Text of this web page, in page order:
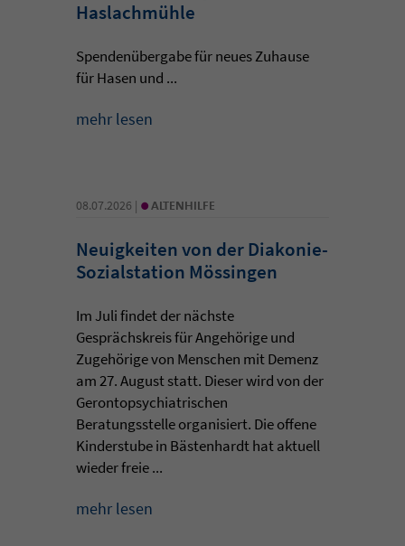
Haslachmühle
Spendenübergabe für neues Zuhause
für Hasen und ...
mehr lesen
08.07.2026 | • ALTENHILFE
Neuigkeiten von der Diakonie-
Sozialstation Mössingen
Im Juli findet der nächste
Gesprächskreis für Angehörige und
Zugehörige von Menschen mit Demenz
am 27. August statt. Dieser wird von der
Gerontopsychiatrischen
Beratungsstelle organisiert. Die offene
Kinderstube in Bästenhardt hat aktuell
wieder freie ...
mehr lesen